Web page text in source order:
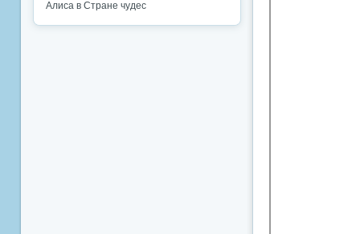
Алиса в Стране чудес